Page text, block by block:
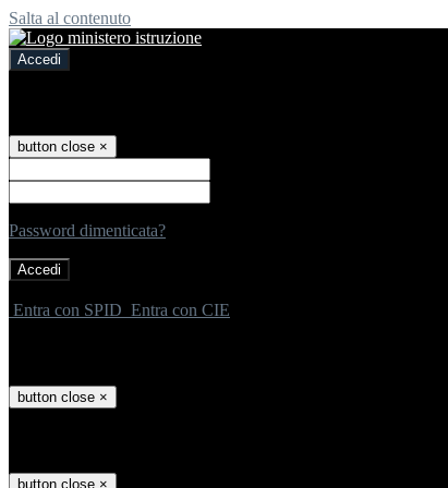
Salta al contenuto
Accedi
button close ×
Password dimenticata?
Entra con SPID Entra con CIE
button close ×
button close ×